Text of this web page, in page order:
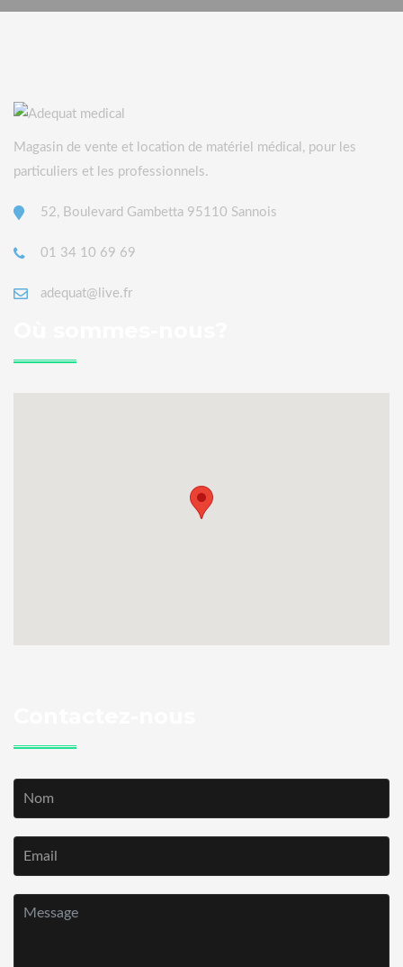
Magasin de vente et location de matériel médical, pour les
particuliers et les professionnels.
52, Boulevard Gambetta 95110 Sannois
01 34 10 69 69
adequat@live.fr